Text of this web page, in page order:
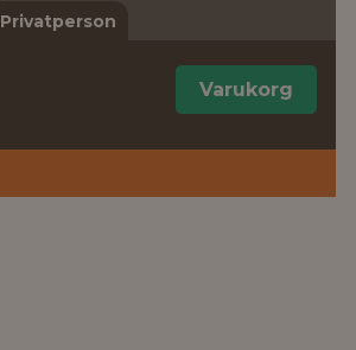
Privatperson
Varukorg